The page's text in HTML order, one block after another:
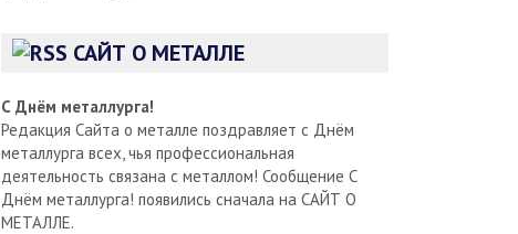
САЙТ О МЕТАЛЛЕ
С Днём металлурга!
Редакция Сайта о металле поздравляет с Днём
металлурга всех, чья профессиональная
деятельность связана с металлом! Сообщение С
Днём металлурга! появились сначала на САЙТ О
МЕТАЛЛЕ.